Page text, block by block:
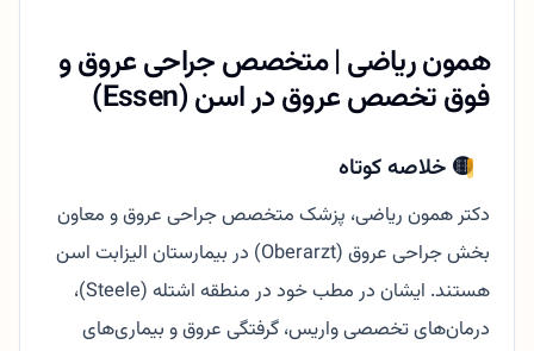
همون ریاضی | متخصص جراحی عروق و
فوق تخصص عروق در اسن (Essen)
🟡 خلاصه کوتاه
دکتر همون ریاضی، پزشک متخصص جراحی عروق و معاون
بخش جراحی عروق (Oberarzt) در بیمارستان الیزابت اسن
هستند. ایشان در مطب خود در منطقه اشتله (Steele)،
درمان‌های تخصصی واریس، گرفتگی عروق و بیماری‌های